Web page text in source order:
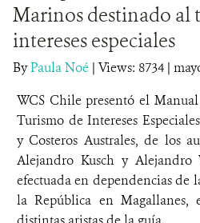
DONA
Marinos destinado al
intereses especiales
ByPaula Noé | Views: 8734 |
WCS Chile presentó el Manual
Turismo de Intereses
y Costeros Australes, de los
Alejandro Kusch y
efectuada en dependencias de
la República en Magallanes,